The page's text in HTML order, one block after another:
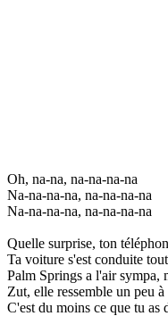
Oh, na-na, na-na-na-na
Na-na-na-na, na-na-na-na
Na-na-na-na, na-na-na-na
Quelle surprise, ton
Ta voiture s'est conduite
Palm Springs a l'air sympa,
Zut, elle ressemble un peu
C'est du moins ce que tu as